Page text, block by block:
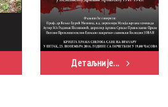
Детаљније...